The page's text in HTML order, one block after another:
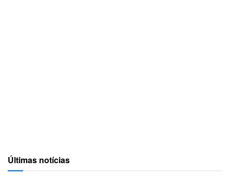
Últimas notícias